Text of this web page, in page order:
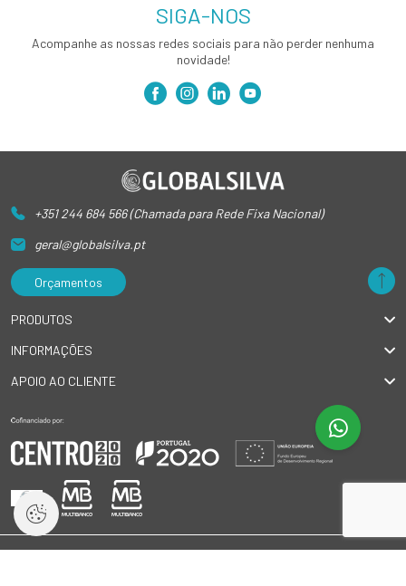
SIGA-NOS
Acompanhe as nossas redes sociais para não perder nenhuma
novidade!
+351 244 684 566 (Chamada para Rede Fixa Nacional)
geral@globalsilva.pt
Orçamentos
PRODUTOS
INFORMAÇÕES
APOIO AO CLIENTE